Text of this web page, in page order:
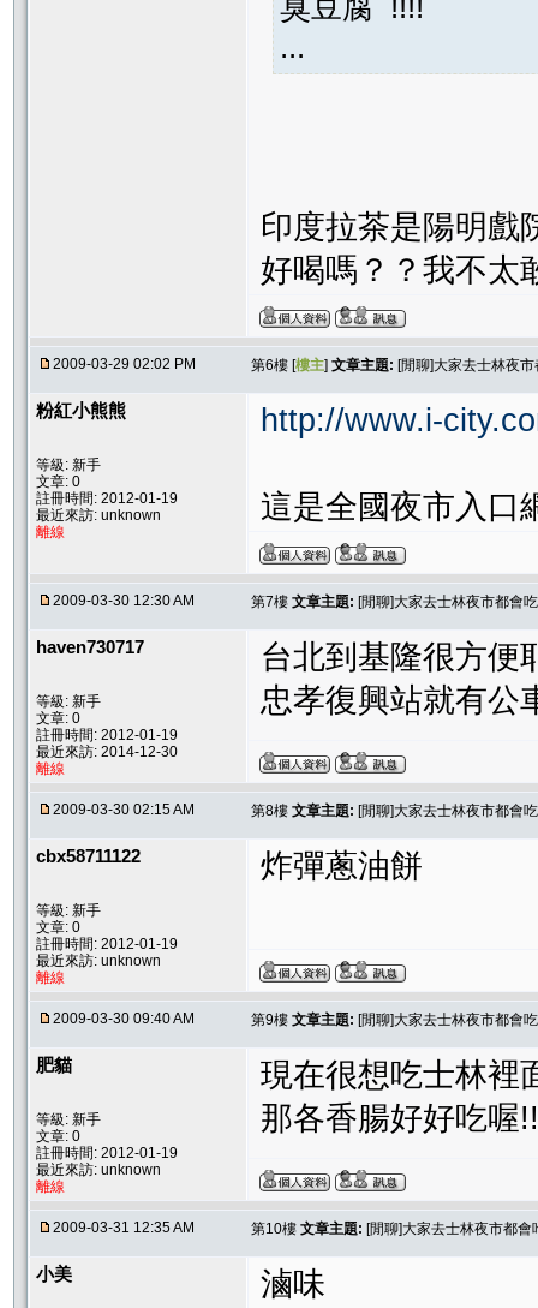
臭豆腐 !!!!
...
印度拉茶是陽明
好喝嗎？？我不太
2009-03-29 02:02 PM 第6樓 [樓主] 文章主題: [閒聊]大家去士林夜
粉紅小熊熊
等級: 新手
文章: 0
註冊時間: 2012-01-19
最近來訪: unknown
離線
http://www.i-
這是全國夜市入口
2009-03-30 12:30 AM 第7樓 文章主題: [閒聊]大家去士林夜市都會
haven730717
等級: 新手
文章: 0
註冊時間: 2012-01-19
最近來訪: 2014-12-30
離線
台北到基隆很方便
忠孝復興站就有公
2009-03-30 02:15 AM 第8樓 文章主題: [閒聊]大家去士林夜市都會
cbx58711122
等級: 新手
文章: 0
註冊時間: 2012-01-19
最近來訪: unknown
離線
炸彈蔥油餅
2009-03-30 09:40 AM 第9樓 文章主題: [閒聊]大家去士林夜市都會
肥貓
等級: 新手
文章: 0
註冊時間: 2012-01-19
最近來訪: unknown
離線
現在很想吃士林裡
那各香腸好好吃喔
2009-03-31 12:35 AM 第10樓 文章主題: [閒聊]大家去士林夜市都
小美
滷味